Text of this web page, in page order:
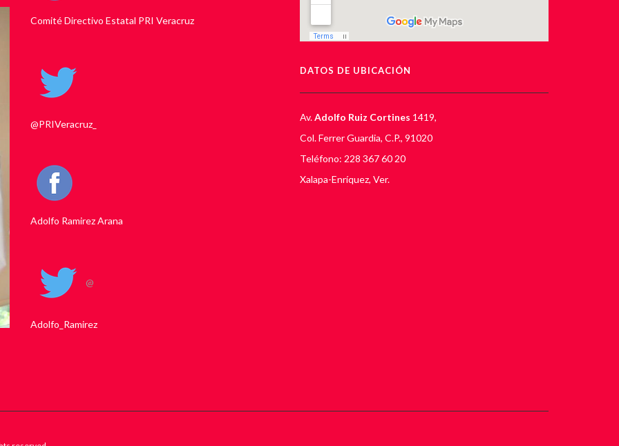
Comité Directivo Estatal PRI Veracruz
@PRIVeracruz_
Adolfo Ramirez Arana
@
Adolfo_Ramirez
DATOS DE UBICACIÓN
Av.Adolfo Ruiz Cortines 1419,
Col. Ferrer Guardia, C.P., 91020
Teléfono: 228 367 60 20
Xalapa-Enríquez, Ver.